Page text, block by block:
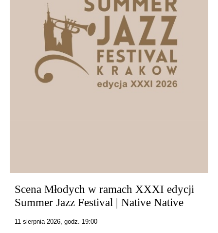
Scena Młodych w ramach XXXI edycji
Summer Jazz Festival | Native Native
11 sierpnia 2026, godz. 19:00